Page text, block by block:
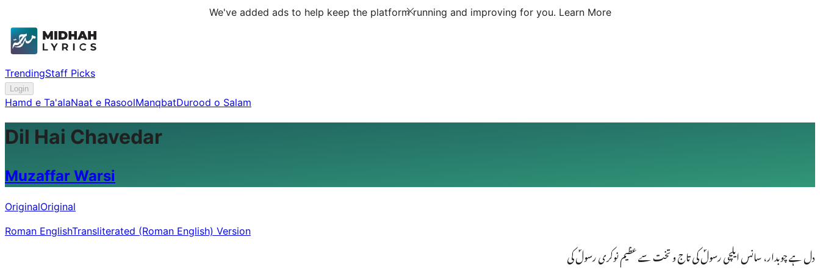
We've added ads to help keep the platform running and improving for you. Learn More
TrendingStaff Picks
Login
Hamd e Ta'alaNaat e RasoolManqbatDurood o Salam
Dil Hai Chavedar
Muzaffar Warsi
OriginalOriginal
Roman EnglishTransliterated (Roman English) Version
دل ہے چوبدار، سانس ایلچی رسولؐ کی تاج و تخت سے عظیم نوکری رسولؐ کی